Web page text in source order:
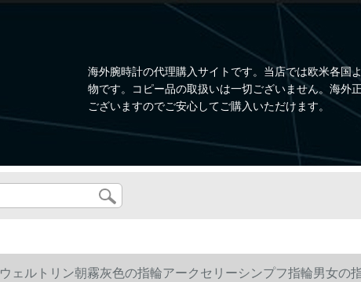
海外腕時計の代理購入サイトです。当店では欧米各国
物です。コピー品の取扱いは一切ございません。海外
ございますのでご安心してご購入いただけます。
ェルトリン朝霧灰色の指輪アークセリーシンプフ指輪男女の